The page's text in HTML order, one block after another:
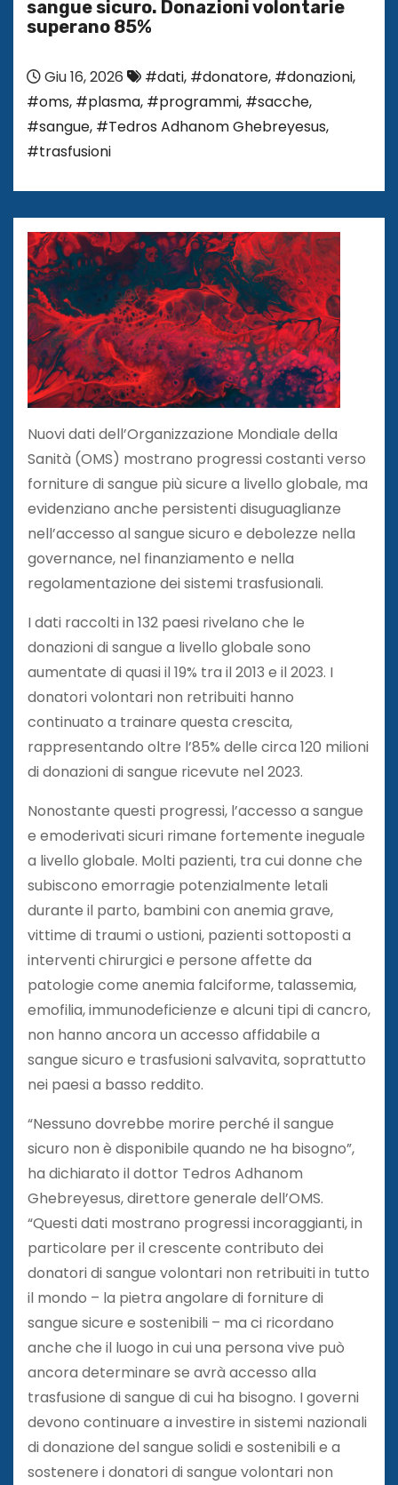
sangue sicuro. Donazioni volontarie
superano 85%
Giu 16, 2026 #dati, #donatore, #donazioni,
#oms, #plasma, #programmi, #sacche,
#sangue, #Tedros Adhanom Ghebreyesus,
#trasfusioni
Nuovi dati dell’Organizzazione Mondiale della
Sanità (OMS) mostrano progressi costanti verso
forniture di sangue più sicure a livello globale, ma
evidenziano anche persistenti disuguaglianze
nell’accesso al sangue sicuro e debolezze nella
governance, nel finanziamento e nella
regolamentazione dei sistemi trasfusionali.
I dati raccolti in 132 paesi rivelano che le
donazioni di sangue a livello globale sono
aumentate di quasi il 19% tra il 2013 e il 2023. I
donatori volontari non retribuiti hanno
continuato a trainare questa crescita,
rappresentando oltre l’85% delle circa 120 milioni
di donazioni di sangue ricevute nel 2023.
Nonostante questi progressi, l’accesso a sangue
e emoderivati ​​sicuri rimane fortemente ineguale
a livello globale. Molti pazienti, tra cui donne che
subiscono emorragie potenzialmente letali
durante il parto, bambini con anemia grave,
vittime di traumi o ustioni, pazienti sottoposti a
interventi chirurgici e persone affette da
patologie come anemia falciforme, talassemia,
emofilia, immunodeficienze e alcuni tipi di cancro,
non hanno ancora un accesso affidabile a
sangue sicuro e trasfusioni salvavita, soprattutto
nei paesi a basso reddito.
“Nessuno dovrebbe morire perché il sangue
sicuro non è disponibile quando ne ha bisogno”,
ha dichiarato il dottor Tedros Adhanom
Ghebreyesus, direttore generale dell’OMS.
“Questi dati mostrano progressi incoraggianti, in
particolare per il crescente contributo dei
donatori di sangue volontari non retribuiti in tutto
il mondo – la pietra angolare di forniture di
sangue sicure e sostenibili – ma ci ricordano
anche che il luogo in cui una persona vive può
ancora determinare se avrà accesso alla
trasfusione di sangue di cui ha bisogno. I governi
devono continuare a investire in sistemi nazionali
di donazione del sangue solidi e sostenibili e a
sostenere i donatori di sangue volontari non